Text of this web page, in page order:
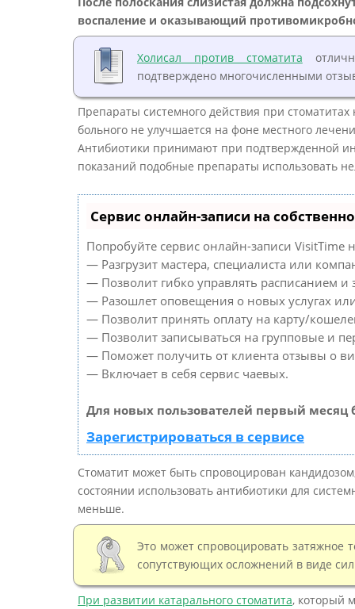
воспаление и оказывающий
Холисал против стоматита
подтверждено многочисленными
Препараты системного действия при
больного не улучшается на фоне местного
Антибиотики принимают при подтвержденной
показаний подобные препараты использовать
Сервис онлайн-записи на
Попробуйте сервис онлайн-записи VisitTime
— Разгрузит мастера, специалиста или
— Позволит гибко управлять расписанием и
— Разошлет оповещения о новых услугах
— Позволит принять оплату на карту/
— Позволит записываться на групповые и
— Поможет получить от клиента отзывы о
— Включает в себя сервис чаевых.
Для новых пользователей первый месяц
Зарегистрироваться в сервисе
Стоматит может быть спровоцирован
состоянии использовать антибиотики для
меньше.
Это может спровоцировать затяжное
сопутствующих осложнений в виде
При развитии катарального стоматита, который